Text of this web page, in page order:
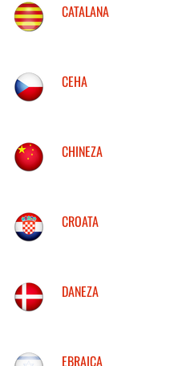
CATALANA
CEHA
CHINEZA
CROATA
DANEZA
EBRAICA